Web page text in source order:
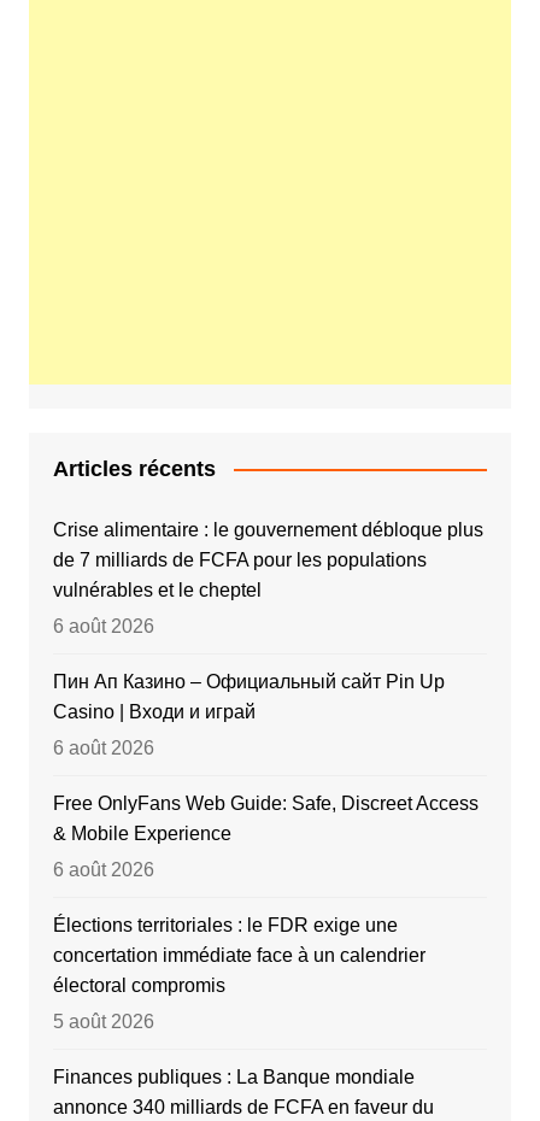
Articles récents
Crise alimentaire : le gouvernement débloque plus
de 7 milliards de FCFA pour les populations
vulnérables et le cheptel
6 août 2026
Пин Ап Казино – Официальный сайт Pin Up
Casino | Входи и играй
6 août 2026
Free OnlyFans Web Guide: Safe, Discreet Access
& Mobile Experience
6 août 2026
Élections territoriales : le FDR exige une
concertation immédiate face à un calendrier
électoral compromis
5 août 2026
Finances publiques : La Banque mondiale
annonce 340 milliards de FCFA en faveur du